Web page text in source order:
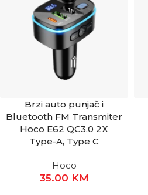
Brzi auto punjač i
Bluetooth FM Transmiter
Hoco E62 QC3.0 2X
Type-A, Type C
Hoco
35.00 KM